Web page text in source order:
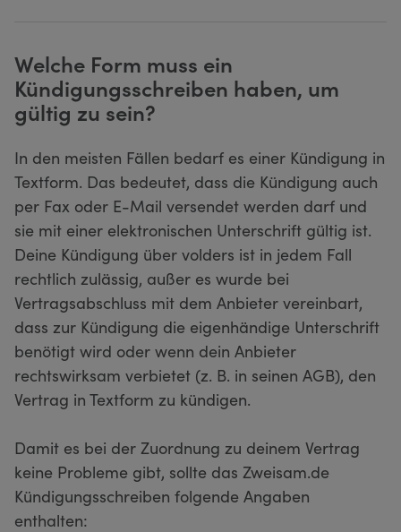
Welche Form muss ein
Kündigungsschreiben haben, um
gültig zu sein?
In den meisten Fällen bedarf es einer Kündigung in
Textform. Das bedeutet, dass die Kündigung auch
per Fax oder E-Mail versendet werden darf und
sie mit einer elektronischen Unterschrift gültig ist.
Deine Kündigung über volders ist in jedem Fall
rechtlich zulässig, außer es wurde bei
Vertragsabschluss mit dem Anbieter vereinbart,
dass zur Kündigung die eigenhändige Unterschrift
benötigt wird oder wenn dein Anbieter
rechtswirksam verbietet (z. B. in seinen AGB), den
Vertrag in Textform zu kündigen.
Damit es bei der Zuordnung zu deinem Vertrag
keine Probleme gibt, sollte das Zweisam.de
Kündigungsschreiben folgende Angaben
enthalten: